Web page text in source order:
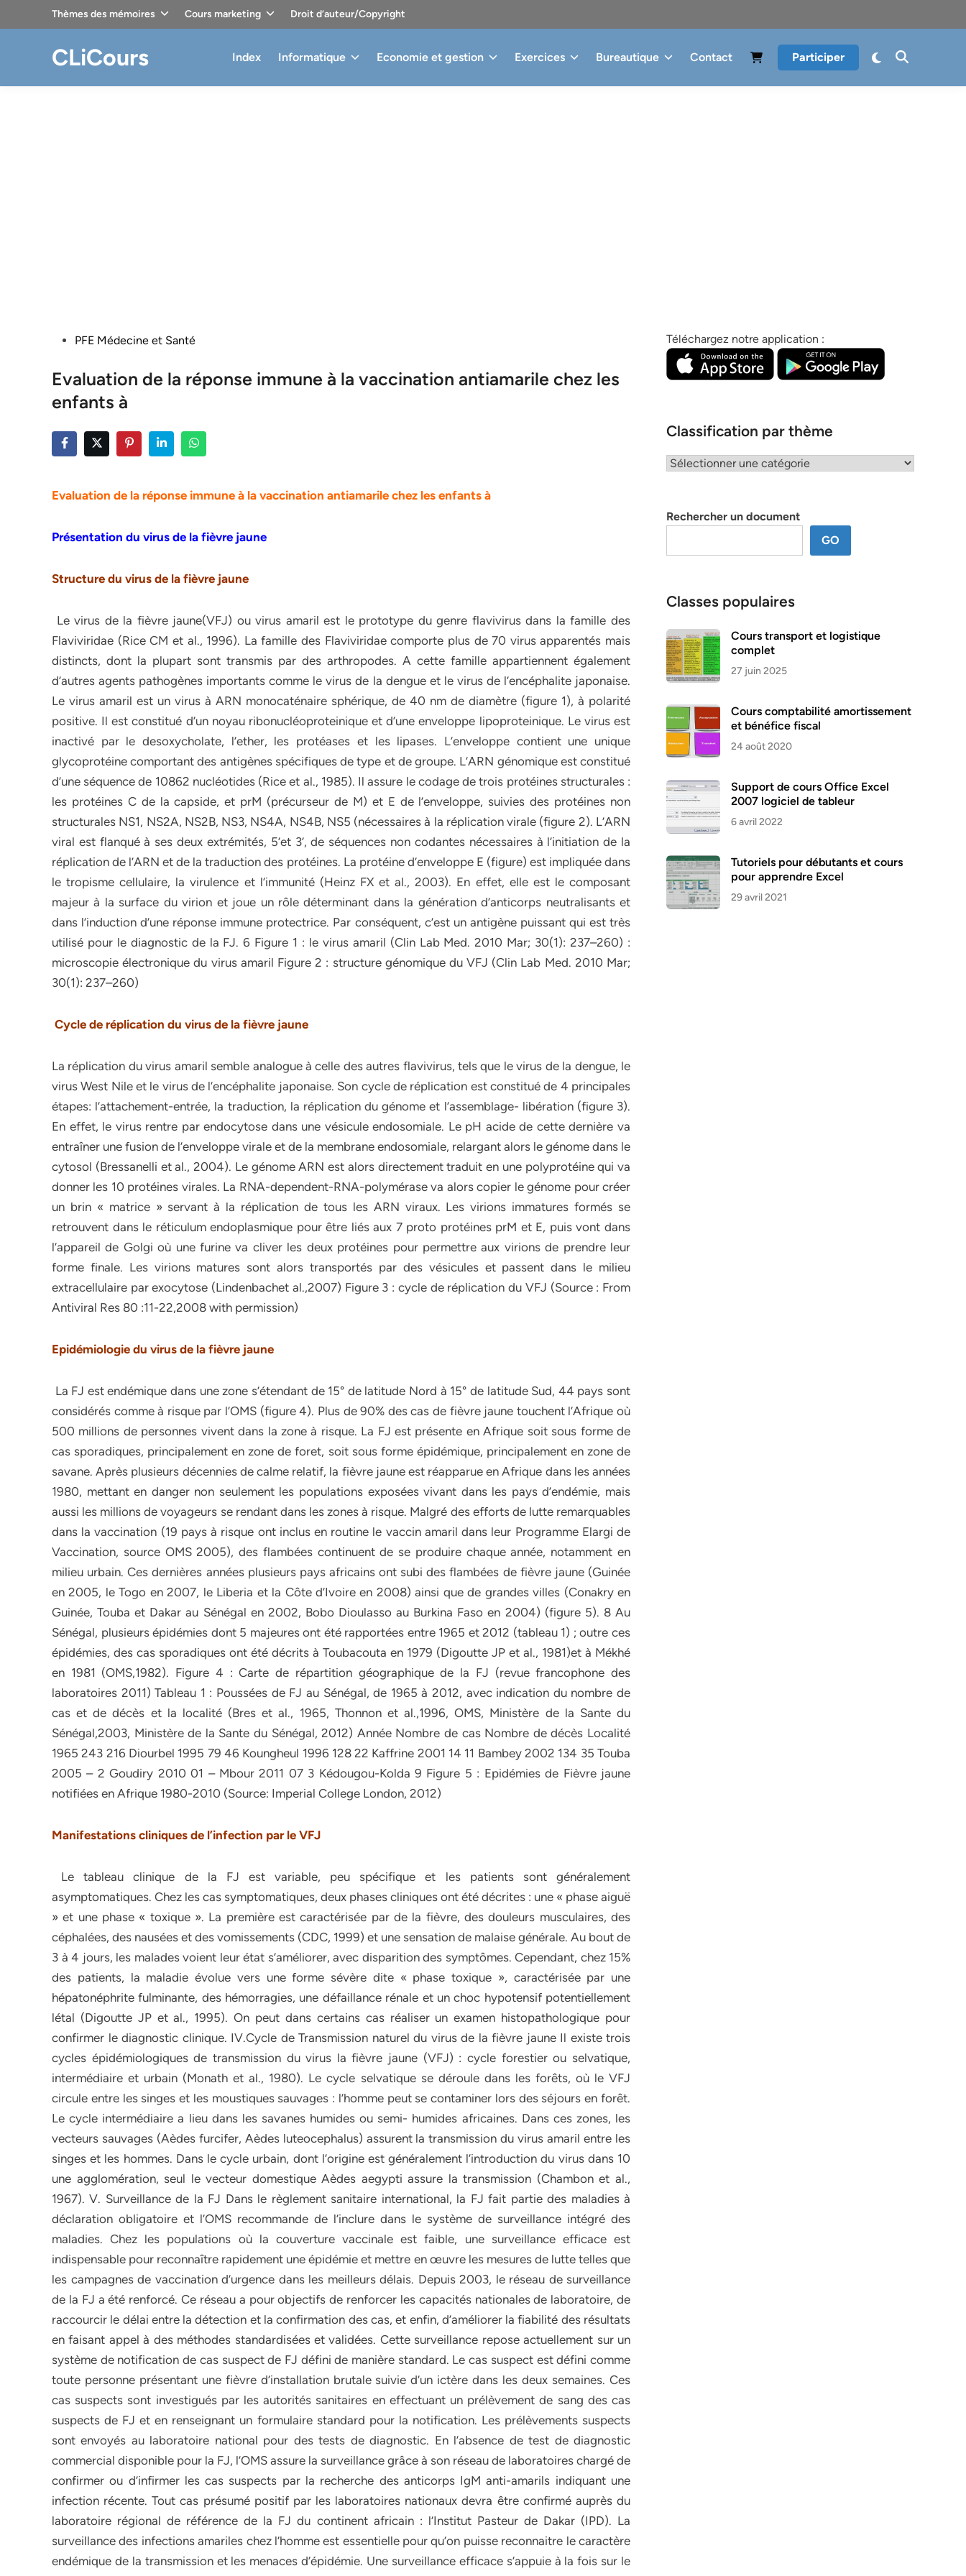
Thèmes des mémoires Cours marketing Droit d’auteur/Copyright
CLiCours Index Informatique Economie et gestion Exercices Bureautique Contact Participer
PostedPFE Médecine et Santé
Evaluation de la réponse immune à la vaccination antiamarile chez les
enfants à
Evaluation de la réponse immune à la vaccination antiamarile chez les enfants à
Présentation du virus de la fièvre jaune
Structure du virus de la fièvre jaune
Le virus de la fièvre jaune(VFJ) ou virus amaril est le prototype du genre flavivirus dans la famille des
Flaviviridae (Rice CM et al., 1996). La famille des Flaviviridae comporte plus de 70 virus apparentés mais
distincts, dont la plupart sont transmis par des arthropodes. A cette famille appartiennent également
d’autres agents pathogènes importants comme le virus de la dengue et le virus de l’encéphalite japonaise.
Le virus amaril est un virus à ARN monocaténaire sphérique, de 40 nm de diamètre (figure 1), à polarité
positive. Il est constitué d’un noyau ribonucléoproteinique et d’une enveloppe lipoproteinique. Le virus est
inactivé par le desoxycholate, l’ether, les protéases et les lipases. L’enveloppe contient une unique
glycoprotéine comportant des antigènes spécifiques de type et de groupe. L’ARN génomique est constitué
d’une séquence de 10862 nucléotides (Rice et al., 1985). Il assure le codage de trois protéines structurales :
les protéines C de la capside, et prM (précurseur de M) et E de l’enveloppe, suivies des protéines non
structurales NS1, NS2A, NS2B, NS3, NS4A, NS4B, NS5 (nécessaires à la réplication virale (figure 2). L’ARN
viral est flanqué à ses deux extrémités, 5’et 3’, de séquences non codantes nécessaires à l’initiation de la
réplication de l’ARN et de la traduction des protéines. La protéine d’enveloppe E (figure) est impliquée dans
le tropisme cellulaire, la virulence et l’immunité (Heinz FX et al., 2003). En effet, elle est le composant
majeur à la surface du virion et joue un rôle déterminant dans la génération d’anticorps neutralisants et
dans l’induction d’une réponse immune protectrice. Par conséquent, c’est un antigène puissant qui est très
utilisé pour le diagnostic de la FJ. 6 Figure 1 : le virus amaril (Clin Lab Med. 2010 Mar; 30(1): 237–260) :
microscopie électronique du virus amaril Figure 2 : structure génomique du VFJ (Clin Lab Med. 2010 Mar;
30(1): 237–260)
Cycle de réplication du virus de la fièvre jaune
La réplication du virus amaril semble analogue à celle des autres flavivirus, tels que le virus de la dengue, le
virus West Nile et le virus de l’encéphalite japonaise. Son cycle de réplication est constitué de 4 principales
étapes: l’attachement-entrée, la traduction, la réplication du génome et l’assemblage- libération (figure 3).
En effet, le virus rentre par endocytose dans une vésicule endosomiale. Le pH acide de cette dernière va
entraîner une fusion de l’enveloppe virale et de la membrane endosomiale, relargant alors le génome dans le
cytosol (Bressanelli et al., 2004). Le génome ARN est alors directement traduit en une polyprotéine qui va
donner les 10 protéines virales. La RNA-dependent-RNA-polymérase va alors copier le génome pour créer
un brin « matrice » servant à la réplication de tous les ARN viraux. Les virions immatures formés se
retrouvent dans le réticulum endoplasmique pour être liés aux 7 proto protéines prM et E, puis vont dans
l’appareil de Golgi où une furine va cliver les deux protéines pour permettre aux virions de prendre leur
forme finale. Les virions matures sont alors transportés par des vésicules et passent dans le milieu
extracellulaire par exocytose (Lindenbachet al.,2007) Figure 3 : cycle de réplication du VFJ (Source : From
Antiviral Res 80 :11-22,2008 with permission)
Epidémiologie du virus de la fièvre jaune
La FJ est endémique dans une zone s’étendant de 15° de latitude Nord à 15° de latitude Sud, 44 pays sont
considérés comme à risque par l’OMS (figure 4). Plus de 90% des cas de fièvre jaune touchent l’Afrique où
500 millions de personnes vivent dans la zone à risque. La FJ est présente en Afrique soit sous forme de
cas sporadiques, principalement en zone de foret, soit sous forme épidémique, principalement en zone de
savane. Après plusieurs décennies de calme relatif, la fièvre jaune est réapparue en Afrique dans les années
1980, mettant en danger non seulement les populations exposées vivant dans les pays d’endémie, mais
aussi les millions de voyageurs se rendant dans les zones à risque. Malgré des efforts de lutte remarquables
dans la vaccination (19 pays à risque ont inclus en routine le vaccin amaril dans leur Programme Elargi de
Vaccination, source OMS 2005), des flambées continuent de se produire chaque année, notamment en
milieu urbain. Ces dernières années plusieurs pays africains ont subi des flambées de fièvre jaune (Guinée
en 2005, le Togo en 2007, le Liberia et la Côte d’Ivoire en 2008) ainsi que de grandes villes (Conakry en
Guinée, Touba et Dakar au Sénégal en 2002, Bobo Dioulasso au Burkina Faso en 2004) (figure 5). 8 Au
Sénégal, plusieurs épidémies dont 5 majeures ont été rapportées entre 1965 et 2012 (tableau 1) ; outre ces
épidémies, des cas sporadiques ont été décrits à Toubacouta en 1979 (Digoutte JP et al., 1981)et à Mékhé
en 1981 (OMS,1982). Figure 4 : Carte de répartition géographique de la FJ (revue francophone des
laboratoires 2011) Tableau 1 : Poussées de FJ au Sénégal, de 1965 à 2012, avec indication du nombre de
cas et de décès et la localité (Bres et al., 1965, Thonnon et al.,1996, OMS, Ministère de la Sante du
Sénégal,2003, Ministère de la Sante du Sénégal, 2012) Année Nombre de cas Nombre de décès Localité
1965 243 216 Diourbel 1995 79 46 Koungheul 1996 128 22 Kaffrine 2001 14 11 Bambey 2002 134 35 Touba
2005 – 2 Goudiry 2010 01 – Mbour 2011 07 3 Kédougou-Kolda 9 Figure 5 : Epidémies de Fièvre jaune
notifiées en Afrique 1980-2010 (Source: Imperial College London, 2012)
Manifestations cliniques de l’infection par le VFJ
Le tableau clinique de la FJ est variable, peu spécifique et les patients sont généralement
asymptomatiques. Chez les cas symptomatiques, deux phases cliniques ont été décrites : une « phase aiguë
» et une phase « toxique ». La première est caractérisée par de la fièvre, des douleurs musculaires, des
céphalées, des nausées et des vomissements (CDC, 1999) et une sensation de malaise générale. Au bout de
3 à 4 jours, les malades voient leur état s’améliorer, avec disparition des symptômes. Cependant, chez 15%
des patients, la maladie évolue vers une forme sévère dite « phase toxique », caractérisée par une
hépatonéphrite fulminante, des hémorragies, une défaillance rénale et un choc hypotensif potentiellement
létal (Digoutte JP et al., 1995). On peut dans certains cas réaliser un examen histopathologique pour
confirmer le diagnostic clinique. IV.Cycle de Transmission naturel du virus de la fièvre jaune Il existe trois
cycles épidémiologiques de transmission du virus la fièvre jaune (VFJ) : cycle forestier ou selvatique,
intermédiaire et urbain (Monath et al., 1980). Le cycle selvatique se déroule dans les forêts, où le VFJ
circule entre les singes et les moustiques sauvages : l’homme peut se contaminer lors des séjours en forêt.
Le cycle intermédiaire a lieu dans les savanes humides ou semi- humides africaines. Dans ces zones, les
vecteurs sauvages (Aèdes furcifer, Aèdes luteocephalus) assurent la transmission du virus amaril entre les
singes et les hommes. Dans le cycle urbain, dont l’origine est généralement l’introduction du virus dans 10
une agglomération, seul le vecteur domestique Aèdes aegypti assure la transmission (Chambon et al.,
1967). V. Surveillance de la FJ Dans le règlement sanitaire international, la FJ fait partie des maladies à
déclaration obligatoire et l’OMS recommande de l’inclure dans le système de surveillance intégré des
maladies. Chez les populations où la couverture vaccinale est faible, une surveillance efficace est
indispensable pour reconnaître rapidement une épidémie et mettre en œuvre les mesures de lutte telles que
les campagnes de vaccination d’urgence dans les meilleurs délais. Depuis 2003, le réseau de surveillance
de la FJ a été renforcé. Ce réseau a pour objectifs de renforcer les capacités nationales de laboratoire, de
raccourcir le délai entre la détection et la confirmation des cas, et enfin, d’améliorer la fiabilité des résultats
en faisant appel à des méthodes standardisées et validées. Cette surveillance repose actuellement sur un
système de notification de cas suspect de FJ défini de manière standard. Le cas suspect est défini comme
toute personne présentant une fièvre d’installation brutale suivie d’un ictère dans les deux semaines. Ces
cas suspects sont investigués par les autorités sanitaires en effectuant un prélèvement de sang des cas
suspects de FJ et en renseignant un formulaire standard pour la notification. Les prélèvements suspects
sont envoyés au laboratoire national pour des tests de diagnostic. En l’absence de test de diagnostic
commercial disponible pour la FJ, l’OMS assure la surveillance grâce à son réseau de laboratoires chargé de
confirmer ou d’infirmer les cas suspects par la recherche des anticorps IgM anti-amarils indiquant une
infection récente. Tout cas présumé positif par les laboratoires nationaux devra être confirmé auprès du
laboratoire régional de référence de la FJ du continent africain : l’Institut Pasteur de Dakar (IPD). La
surveillance des infections amariles chez l’homme est essentielle pour qu’on puisse reconnaitre le caractère
endémique de la transmission et les menaces d’épidémie. Une surveillance efficace s’appuie à la fois sur le
Téléchargez notre application :
Classification par thème
Classification
Rechercher un document
GO
Classes populaires
Cours transport et logistique
complet
27 juin 2025
Cours comptabilité amortissement
et bénéfice fiscal
24 août 2020
Support de cours Office Excel
2007 logiciel de tableur
6 avril 2022
Tutoriels pour débutants et cours
pour apprendre Excel
29 avril 2021